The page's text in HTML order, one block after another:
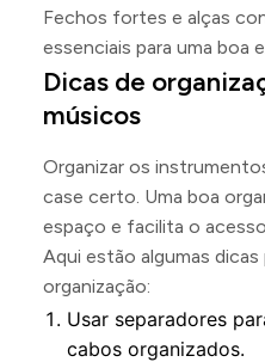
Fechos fortes e alças
essenciais para uma boa
Dicas de
músicos
Organizar os
case certo. Uma boa
espaço e facilita o
Aqui estão algumas dicas
organização:
Usar separadores
cabos organizados.